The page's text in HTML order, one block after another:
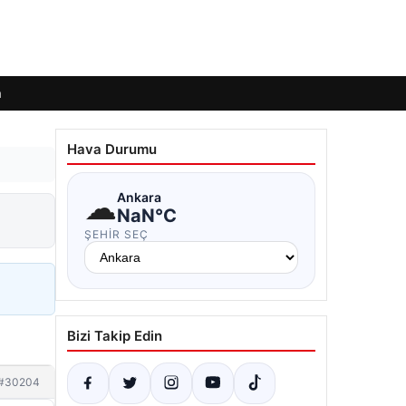
Hava Durumu
☁Ankara
NaN°C
ŞEHIR SEÇ
Bizi Takip Edin